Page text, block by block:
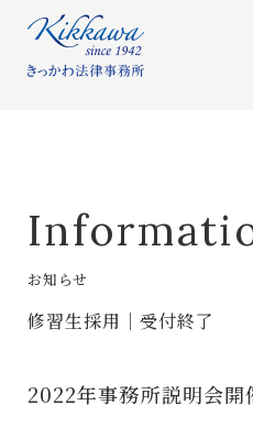
お知らせ
修習生採用｜受付終了
2022年事務所説明会開